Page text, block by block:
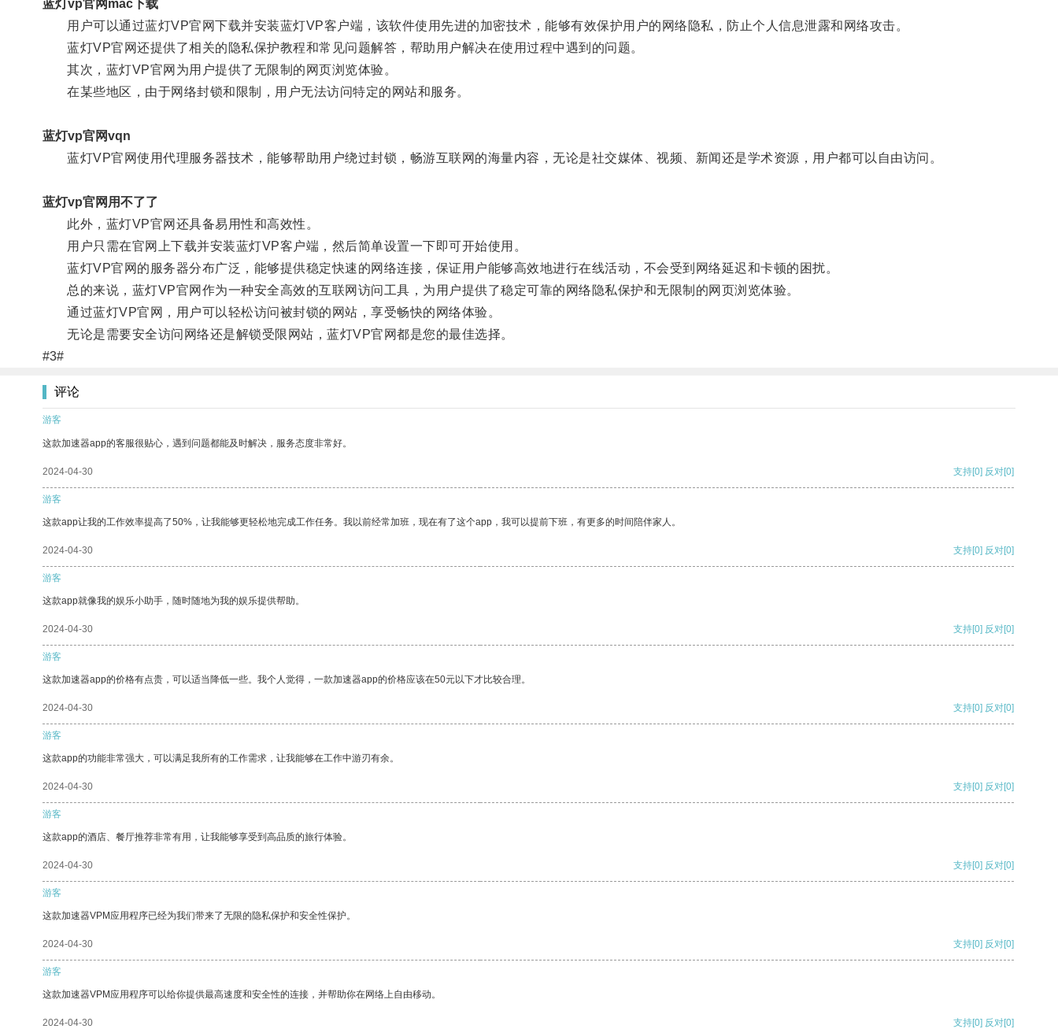
蓝灯vp官网mac下载
用户可以通过蓝灯VP官网下载并安装蓝灯VP客户端，该软件使用先进的加密技术，能够有效保护用户的网络隐私，防止个人信息泄露和网络攻击。
蓝灯VP官网还提供了相关的隐私保护教程和常见问题解答，帮助用户解决在使用过程中遇到的问题。
其次，蓝灯VP官网为用户提供了无限制的网页浏览体验。
在某些地区，由于网络封锁和限制，用户无法访问特定的网站和服务。
蓝灯vp官网vqn
蓝灯VP官网使用代理服务器技术，能够帮助用户绕过封锁，畅游互联网的海量内容，无论是社交媒体、视频、新闻还是学术资源，用户都可以自由访问。
蓝灯vp官网用不了了
此外，蓝灯VP官网还具备易用性和高效性。
用户只需在官网上下载并安装蓝灯VP客户端，然后简单设置一下即可开始使用。
蓝灯VP官网的服务器分布广泛，能够提供稳定快速的网络连接，保证用户能够高效地进行在线活动，不会受到网络延迟和卡顿的困扰。
总的来说，蓝灯VP官网作为一种安全高效的互联网访问工具，为用户提供了稳定可靠的网络隐私保护和无限制的网页浏览体验。
通过蓝灯VP官网，用户可以轻松访问被封锁的网站，享受畅快的网络体验。
无论是需要安全访问网络还是解锁受限网站，蓝灯VP官网都是您的最佳选择。
#3#
评论
游客
这款加速器app的客服很贴心，遇到问题都能及时解决，服务态度非常好。
2024-04-30 支持[0] 反对[0]
游客
这款app让我的工作效率提高了50%，让我能够更轻松地完成工作任务。我以前经常加班，现在有了这个app，我可以提前下班，有更多的时间陪伴家人。
2024-04-30 支持[0] 反对[0]
游客
这款app就像我的娱乐小助手，随时随地为我的娱乐提供帮助。
2024-04-30 支持[0] 反对[0]
游客
这款加速器app的价格有点贵，可以适当降低一些。我个人觉得，一款加速器app的价格应该在50元以下才比较合理。
2024-04-30 支持[0] 反对[0]
游客
这款app的功能非常强大，可以满足我所有的工作需求，让我能够在工作中游刃有余。
2024-04-30 支持[0] 反对[0]
游客
这款app的酒店、餐厅推荐非常有用，让我能够享受到高品质的旅行体验。
2024-04-30 支持[0] 反对[0]
游客
这款加速器VPM应用程序已经为我们带来了无限的隐私保护和安全性保护。
2024-04-30 支持[0] 反对[0]
游客
这款加速器VPM应用程序可以给你提供最高速度和安全性的连接，并帮助你在网络上自由移动。
2024-04-30 支持[0] 反对[0]